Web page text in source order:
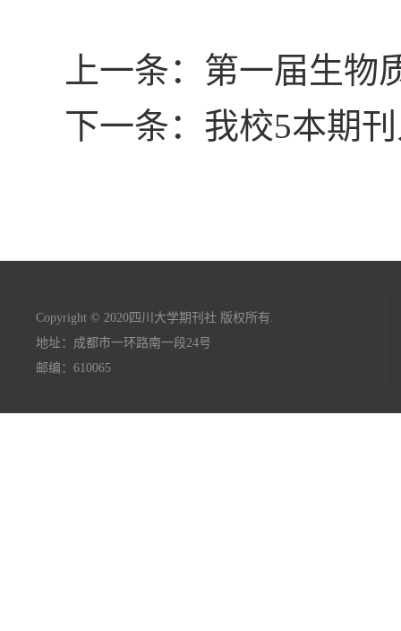
上一条：第一届生
下一条：我校5本期
Copyright © 2020四川大学期刊社 版权所有.
地址：成都市一环路南一段24号
邮编：610065